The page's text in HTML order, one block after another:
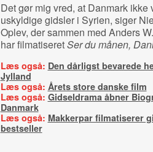
Det gør mig vred, at Danmark
uskyldige gidsler i Syrien, siger
Oplev, der sammen med Anders
har filmatiseretSer du månen,
Læs også: Den dårligst bevarede
Jylland
Læs også: Årets store danske film
Læs også: Gidseldrama åbner
Danmark
Læs også: Makkerpar filmatiserer
bestseller